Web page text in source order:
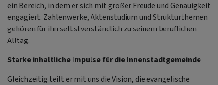
ein Bereich, in dem er sich mit großer Freude und Genauigkeit
engagiert. Zahlenwerke, Aktenstudium und Strukturthemen
gehören für ihn selbstverständlich zu seinem beruflichen
Alltag.
Starke inhaltliche Impulse für die Innenstadtgemeinde
Gleichzeitig teilt er mit uns die Vision, die evangelische